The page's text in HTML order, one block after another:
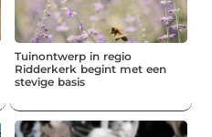
Tuinontwerp in regio
Ridderkerk begint met een
stevige basis